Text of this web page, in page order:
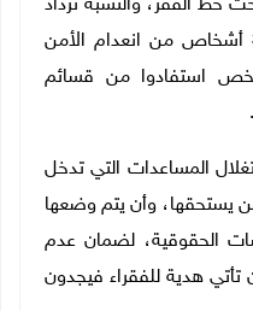
تحت خط الفقر، والنسبة تزداد
مع الوقت، ويعاني 2 من كل 3 أشخاص من انعدام الأمن
أن 90 ألف شخص استفادوا من قسائم
المساعدات التي تدخل
يستحقها، وأن يتم وضعها
الحقوقية، لضمان عدم
تأتي هدية للفقراء فيجدون